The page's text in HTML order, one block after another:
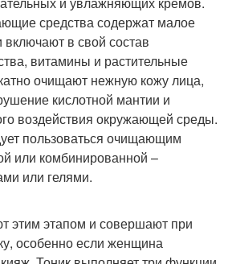
средства содержат малое
в свой состав
витамины и растительные
очищают нежную кожу лица,
кислотной мантии и
воздействия окружающей среды.
пользоваться очищающим
или комбинированной –
или гелями.
этим этапом и совершают при
особенно если женщина